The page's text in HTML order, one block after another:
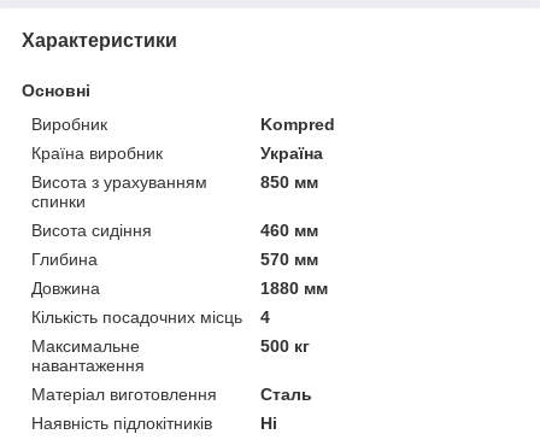
Характеристики
Основні
Виробник
Kompred
Країна виробник
Україна
Висота з урахуванням
спинки
850 мм
Висота сидіння
460 мм
Глибина
570 мм
Довжина
1880 мм
Кількість посадочних місць
4
Максимальне
навантаження
500 кг
Матеріал виготовлення
Сталь
Наявність підлокітників
Ні